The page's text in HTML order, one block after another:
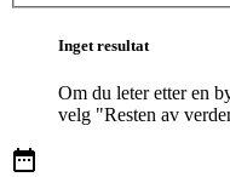
Inget resultat
Om du leter etter en
velg "Resten av